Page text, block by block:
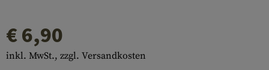
€ 6,90
inkl. MwSt., zzgl. Versandkosten